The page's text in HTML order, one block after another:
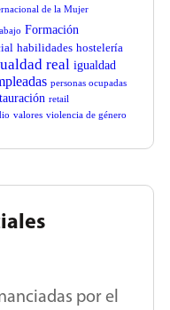
de la Mujer
Formación
habilidades hostelería
real igualdad
personas ocupadas
retail
valores violencia de género
por el